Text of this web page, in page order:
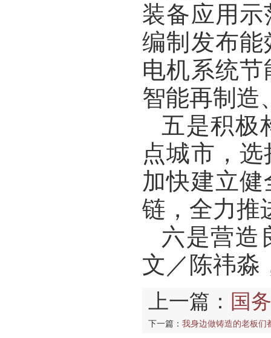
装备应用
编制发布
电机系统
智能再制造
五是积极
点城市，
加快建立
链，全力推
六是营造
文／陈祎淼
上一篇： 国
下一篇： 我身边做铸造的老板